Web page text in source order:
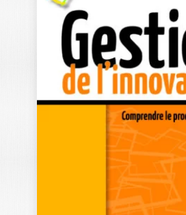
FINANCE
ÉDITION
GÉRARD CHARREAUX